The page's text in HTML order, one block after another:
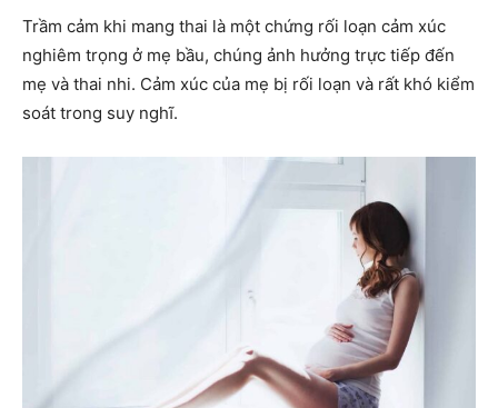
Trầm cảm khi mang thai là một chứng rối loạn cảm xúc
nghiêm trọng ở mẹ bầu, chúng ảnh hưởng trực tiếp đến
mẹ và thai nhi. Cảm xúc của mẹ bị rối loạn và rất khó kiểm
soát trong suy nghĩ.